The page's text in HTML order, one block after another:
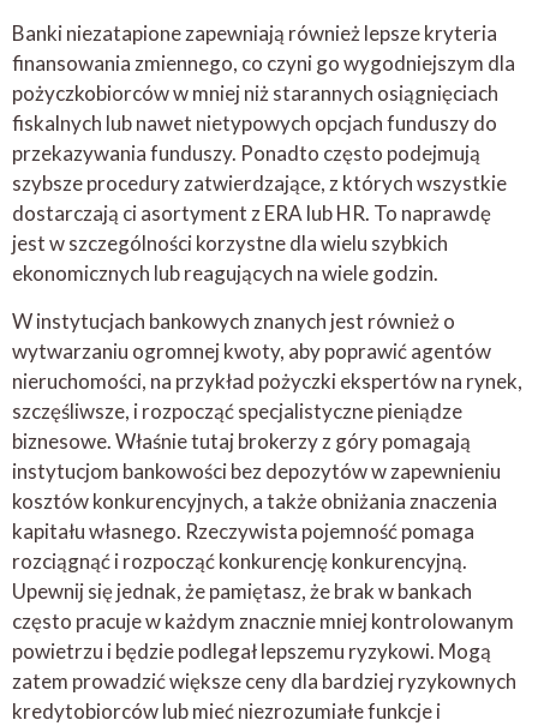
Banki niezatapione zapewniają również lepsze kryteria
finansowania zmiennego, co czyni go wygodniejszym dla
pożyczkobiorców w mniej niż starannych osiągnięciach
fiskalnych lub nawet nietypowych opcjach funduszy do
przekazywania funduszy. Ponadto często podejmują
szybsze procedury zatwierdzające, z których wszystkie
dostarczają ci asortyment z ERA lub HR. To naprawdę
jest w szczególności korzystne dla wielu szybkich
ekonomicznych lub reagujących na wiele godzin.
W instytucjach bankowych znanych jest również o
wytwarzaniu ogromnej kwoty, aby poprawić agentów
nieruchomości, na przykład pożyczki ekspertów na rynek,
szczęśliwsze, i rozpocząć specjalistyczne pieniądze
biznesowe. Właśnie tutaj brokerzy z góry pomagają
instytucjom bankowości bez depozytów w zapewnieniu
kosztów konkurencyjnych, a także obniżania znaczenia
kapitału własnego. Rzeczywista pojemność pomaga
rozciągnąć i rozpocząć konkurencję konkurencyjną.
Upewnij się jednak, że pamiętasz, że brak w bankach
często pracuje w każdym znacznie mniej kontrolowanym
powietrzu i będzie podlegał lepszemu ryzykowi. Mogą
zatem prowadzić większe ceny dla bardziej ryzykownych
kredytobiorców lub mieć niezrozumiałe funkcje i